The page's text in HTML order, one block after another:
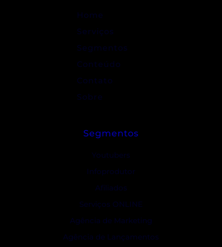
Home
Serviços
Segmentos
Conteúdo
Contato
Sobre
Segmentos
Youtubers
Infoprodutor
Afiliados
Serviços ONLINE
Agência de Marketing
Agência de Lançamentos